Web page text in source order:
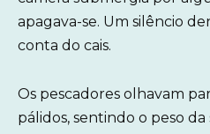
apagava-se. Um silêncio
conta do cais.
Os pescadores olhavam
pálidos, sentindo o peso da